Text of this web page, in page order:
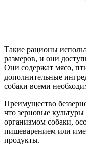
Такие рационы
размеров, и они
Они содержат мясо,
дополнительные
собаки всеми
Преимущество
что зерновые
организмом собаки,
пищеварением или
продукты.